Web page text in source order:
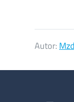
Autor: